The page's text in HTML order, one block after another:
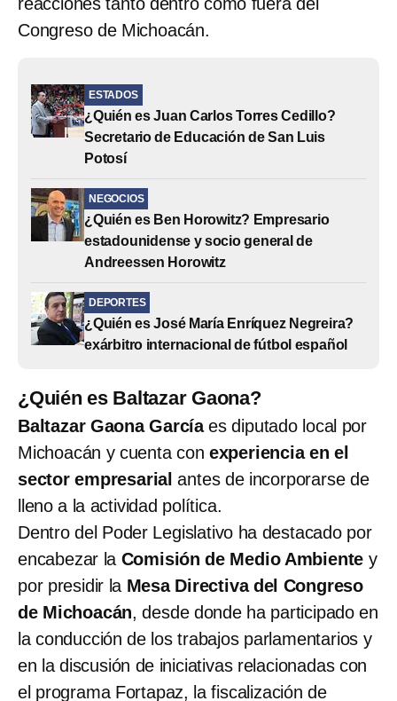
Congreso de Michoacán.
ESTADOS
¿Quién es Juan Carlos Torres Cedillo?
Secretario de Educación de San Luis
Potosí
NEGOCIOS
¿Quién es Ben Horowitz? Empresario
estadounidense y socio general de
Andreessen Horowitz
DEPORTES
¿Quién es José María Enríquez Negreira?
exárbitro internacional de fútbol español
¿Quién es Baltazar Gaona?
Baltazar Gaona Garcíaes diputado local por
Michoacán y cuenta con experiencia en el
sector empresarial antes de incorporarse de
lleno a la actividad política.
Dentro del Poder Legislativo ha destacado por
encabezar la Comisión de Medio Ambiente y
por presidir la Mesa Directiva del Congreso
de Michoacán, desde donde ha participado en
la conducción de los trabajos parlamentarios y
en la discusión de iniciativas relacionadas con
el programa Fortapaz, la fiscalización de